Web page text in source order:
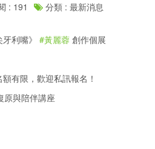
: 191
分類 : 最新消息
利嘴》 #黃麗蓉 創作個展
有限，歡迎私訊報名！
原與陪伴講座